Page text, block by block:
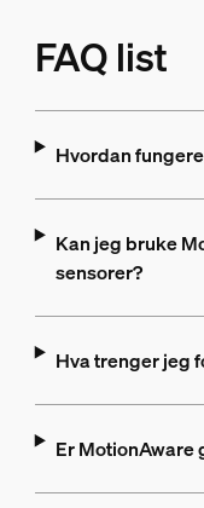
FAQ list
Hvordan
Kan jeg bruke
sensorer?
Hva trenger jeg
Er MotionAware